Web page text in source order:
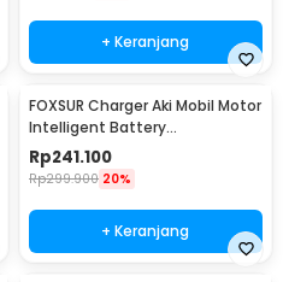
+ Keranjang
FOXSUR Charger Aki Mobil Motor
Intelligent Battery
Charger12/24V 10A -
FBC122410D
Rp241.100
Rp299.900 20%
+ Keranjang